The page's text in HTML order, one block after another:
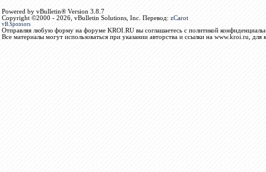
Powered by vBulletin® Version 3.8.7
Copyright ©2000 - 2026, vBulletin Solutions, Inc. Перевод: zCarot
vB.Sponsors
Отправляя любую форму на форуме KROI.RU вы соглашаетесь с политикой
Все материалы могут использоваться при указании авторства и ссылки на www.kroi.ru, для